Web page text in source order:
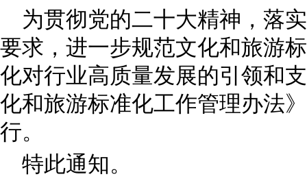
为贯彻党的二十大精神，落
要求，进一步规范文化和旅游
化对行业高质量发展的引领和
化和旅游标准化工作管理办法
行。
特此通知。